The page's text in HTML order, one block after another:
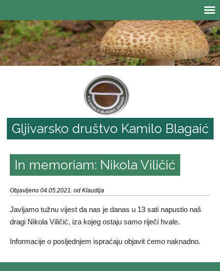
Gljivarsko društvo Kamilo Blagaić
In memoriam: Nikola Viličić
Objavljeno 04.05.2021. od Klaudija
Javljamo tužnu vijest da nas je danas u 13 sati napustio naš
dragi Nikola Viličić, iza kojeg ostaju samo riječi hvale.
Informacije o posljednjem ispraćaju objavit ćemo naknadno.